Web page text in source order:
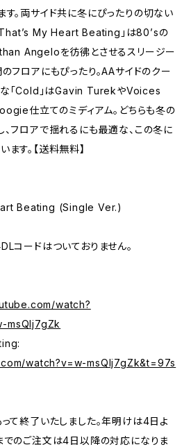
す。両サイド共に冬にぴったりの切ない
「That’s My Heart Beating」は80’sの
Angeloを彷彿とさせるスリージー
フロアにもぴったり。AAサイドのクー
な「Cold」はGavin TurekやVoices
仕立てのミディアム。どちらも冬の
、フロアで揺れるにも最適な、この冬に
す。【送料無料】
Beating (Single Ver.)
コードはついておりません。
watch?
msQIj7gZk
watch?v=w-msQIj7gZk&t=97s
て終了いたしました。年明けは4日よ
でのご注文は4日以降の対応になりま